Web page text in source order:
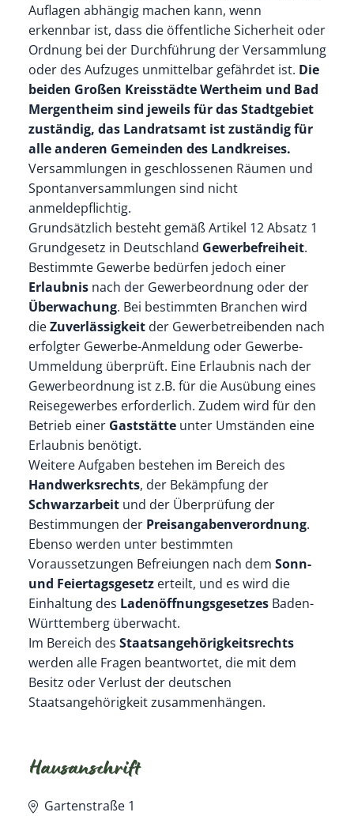
Auflagen abhängig machen kann, wenn
erkennbar ist, dass die öffentliche Sicherheit oder
Ordnung bei der Durchführung der Versammlung
oder des Aufzuges unmittelbar gefährdet ist. Die
beiden Großen Kreisstädte Wertheim und Bad
Mergentheim sind jeweils für das Stadtgebiet
zuständig, das Landratsamt ist zuständig für
alle anderen Gemeinden des Landkreises.
Versammlungen in geschlossenen Räumen und
Spontanversammlungen sind nicht
anmeldepflichtig.
Grundsätzlich besteht gemäß Artikel 12 Absatz 1
Grundgesetz in Deutschland Gewerbefreiheit.
Bestimmte Gewerbe bedürfen jedoch einer
Erlaubnisnach der Gewerbeordnung oder der
Überwachung. Bei bestimmten Branchen wird
dieZuverlässigkeit der Gewerbetreibenden nach
erfolgter Gewerbe-Anmeldung oder Gewerbe-
Ummeldung überprüft. Eine Erlaubnis nach der
Gewerbeordnung ist z.B. für die Ausübung eines
Reisegewerbes erforderlich. Zudem wird für den
Betrieb einer Gaststätteunter Umständen eine
Erlaubnis benötigt.
Weitere Aufgaben bestehen im Bereich des
Handwerksrechts, der Bekämpfung der
Schwarzarbeitund der Überprüfung der
Bestimmungen der Preisangabenverordnung.
Ebenso werden unter bestimmten
Voraussetzungen Befreiungen nach dem Sonn-
und Feiertagsgesetzerteilt, und es wird die
Einhaltung des LadenöffnungsgesetzesBaden-
Württemberg überwacht.
Im Bereich des Staatsangehörigkeitsrechts
werden alle Fragen beantwortet, die mit dem
Besitz oder Verlust der deutschen
Staatsangehörigkeit zusammenhängen.
Hausanschrift
Gartenstraße 1